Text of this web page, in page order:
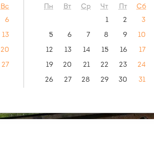
Вс
6
13
20
27
Пн Вт Ср Чт Пт Сб
1
2 3
5
6 7 8 9 10
12
13 14 15 16 17
19
20 21 22 23 24
26
27 28 29 30 31